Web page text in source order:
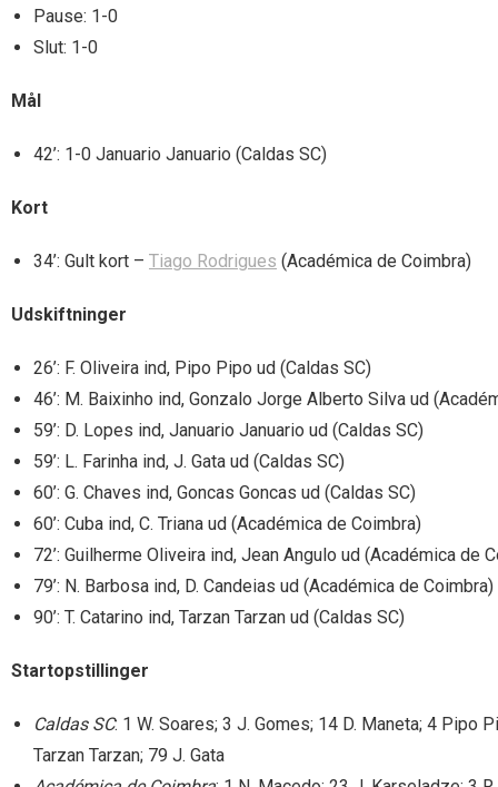
Pause: 1-0
Slut: 1-0
Mål
42’: 1-0 Januario Januario (Caldas SC)
Kort
34’: Gult kort – Tiago Rodrigues (Académica de Coimbra)
Udskiftninger
26’: F. Oliveira ind, Pipo Pipo ud (Caldas SC)
46’: M. Baixinho ind, Gonzalo Jorge Alberto Silva ud
59’: D. Lopes ind, Januario Januario ud (Caldas SC)
59’: L. Farinha ind, J. Gata ud (Caldas SC)
60’: G. Chaves ind, Goncas Goncas ud (Caldas SC)
60’: Cuba ind, C. Triana ud (Académica de Coimbra)
72’: Guilherme Oliveira ind, Jean Angulo ud (Académica de
79’: N. Barbosa ind, D. Candeias ud (Académica de Coimbra)
90’: T. Catarino ind, Tarzan Tarzan ud (Caldas SC)
Startopstillinger
Caldas SC: 1 W. Soares; 3 J. Gomes; 14 D. Maneta; 4 Pipo
Tarzan Tarzan; 79 J. Gata